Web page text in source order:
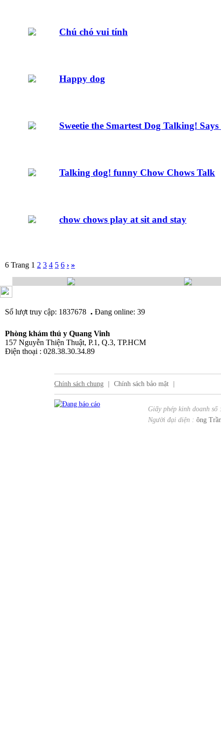
Chú chó vui tính
Happy dog
Sweetie the Smartest Dog Talking!
Talking dog! funny Chow Chows Talk
chow chows play at sit and stay
6 Trang 1 2 3 4 5 6 › »
Số lượt truy cập: 1837678 . Đang online: 39
Phòng khám thú y Quang Vinh
157 Nguyễn Thiện Thuật, P.1, Q.3, TP.HCM
Điện thoại : 028.38.30.34.89
Chính sách chung Chính sách bảo mật
Giấy phép kinh doanh số
Người đại diện : ông